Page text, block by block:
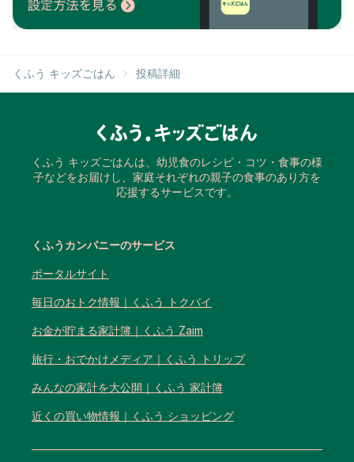
くふう キッズごはん 投稿詳細
くふう キッズごはんは、幼児食のレシピ・コツ・食事の様
子などをお届けし、家庭それぞれの親子の食事のあり方を
応援するサービスです。
くふうカンパニーのサービス
ポータルサイト
毎日のおトク情報｜くふう トクバイ
お金が貯まる家計簿｜くふう Zaim
旅行・おでかけメディア｜くふう トリップ
みんなの家計を大公開｜くふう 家計簿
近くの買い物情報｜くふう ショッピング